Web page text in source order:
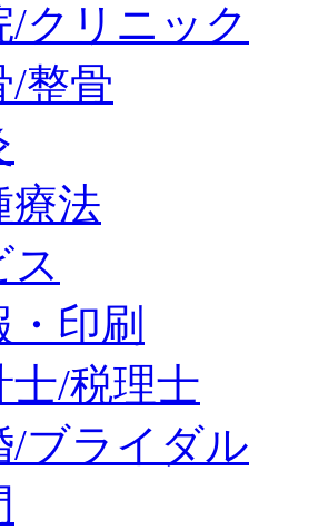
/クリニック
/整骨
療法
ス
印刷
士/税理士
/ブライダル